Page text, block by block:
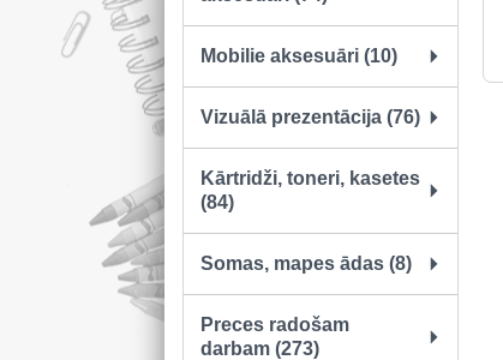
Mobilie aksesuāri (10)
Vizuālā prezentācija (76)
Kārtridži, toneri, kasetes
(84)
Somas, mapes ādas (8)
Preces radošam
darbam (273)